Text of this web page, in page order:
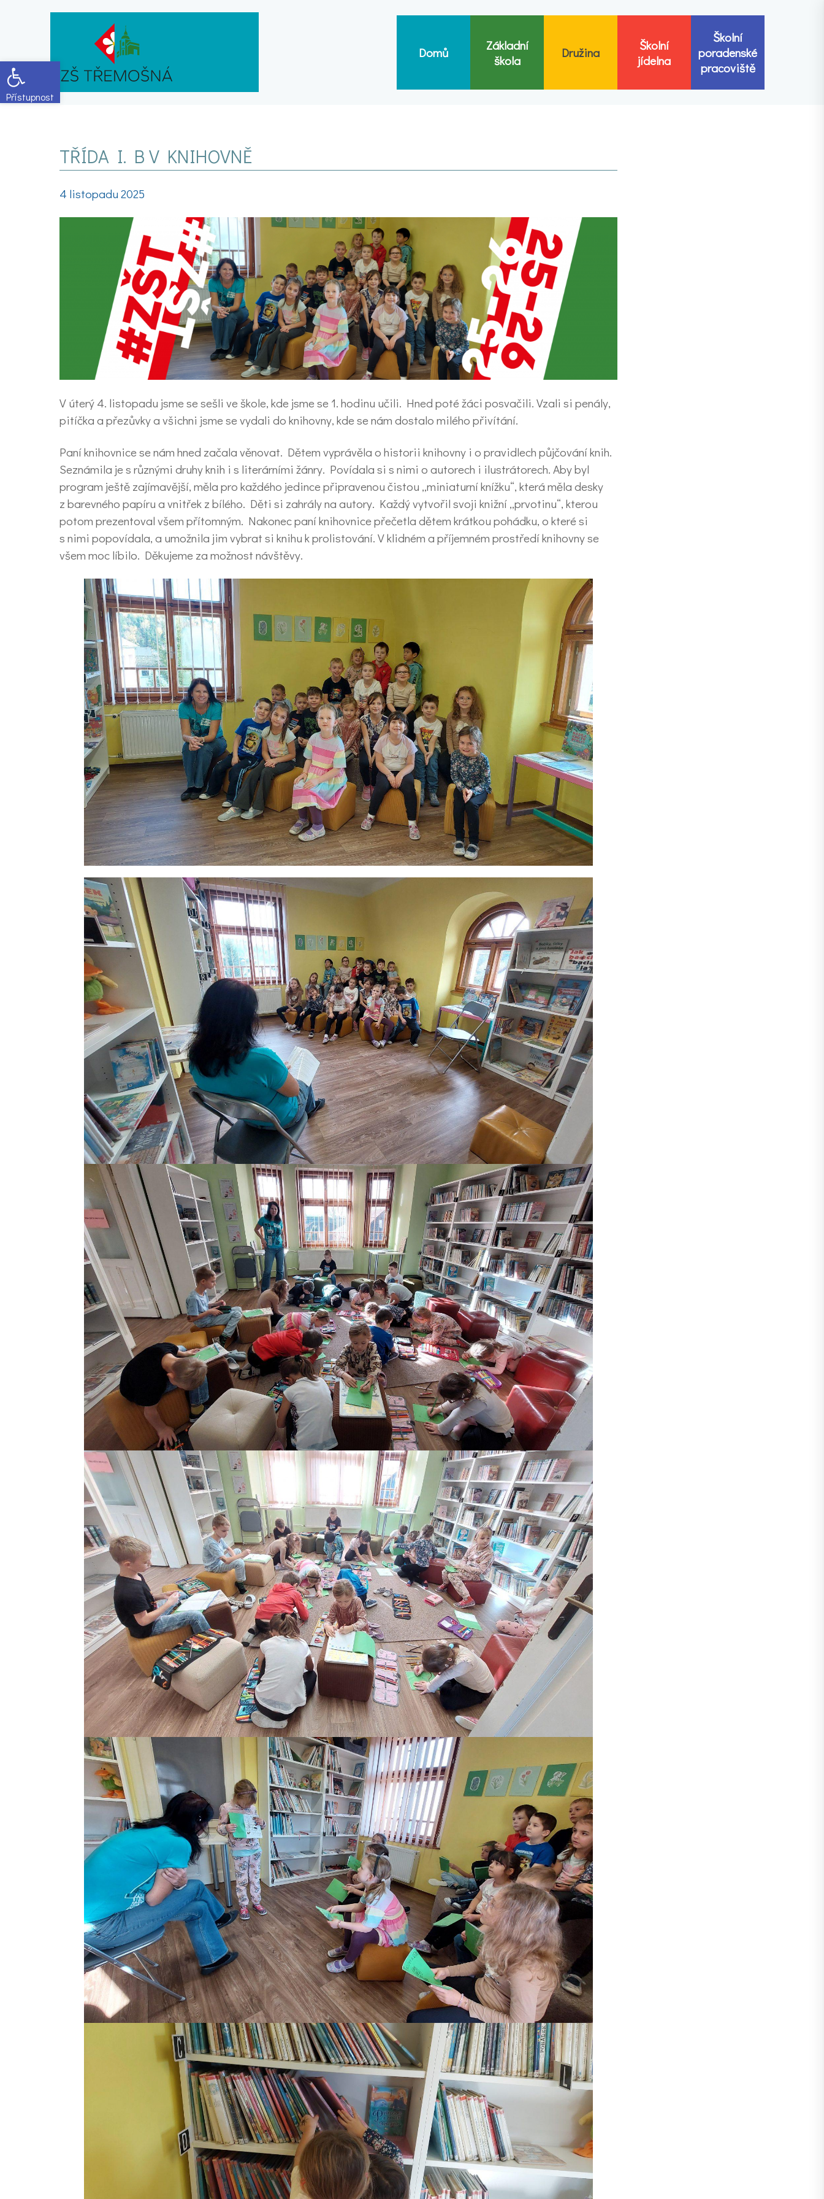
Open toolbar
Domů
Základní
škola
Družina
Školní
jídelna
Školní
poradenské
pracoviště
TŘÍDA I. B V KNIHOVNĚ
4 listopadu 2025
V úterý 4. listopadu jsme se sešli ve škole, kde jsme se 1. hodinu učili. Hned poté žáci posvačili. Vzali si penály,
pitíčka a přezůvky a všichni jsme se vydali do knihovny, kde se nám dostalo milého přivítání.
Paní knihovnice se nám hned začala věnovat. Dětem vyprávěla o historii knihovny i o pravidlech půjčování knih.
Seznámila je s různými druhy knih i s literárními žánry. Povídala si s nimi o autorech i ilustrátorech. Aby byl
program ještě zajímavější, měla pro každého jedince připravenou čistou „miniaturní knížku“, která měla desky
z barevného papíru a vnitřek z bílého. Děti si zahrály na autory. Každý vytvořil svoji knižní „prvotinu“, kterou
potom prezentoval všem přítomným. Nakonec paní knihovnice přečetla dětem krátkou pohádku, o které si
s nimi popovídala, a umožnila jim vybrat si knihu k prolistování. V klidném a příjemném prostředí knihovny se
všem moc líbilo. Děkujeme za možnost návštěvy.